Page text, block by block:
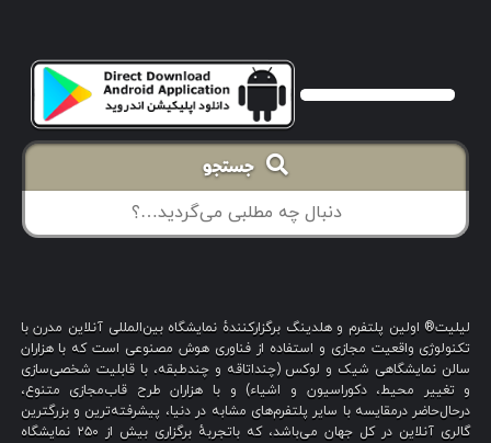
جستجو
لیلیت® اولین پلتفرم و هلدینگ برگزارکنندهٔ نمایشگاه بین‌المللی آنلاین مدرن با
تکنولوژی واقعیت مجازی و استفاده از فناوری هوش مصنوعی است که با هزاران
سالن نمایشگاهی شیک و لوکس (چنداتاقه و چندطبقه، با قابلیت شخصی‌سازی
و تغییر محیط، دکوراسیون و اشیاء) و با هزاران طرح قاب‌مجازی متنوع،
درحال‌حاضر درمقایسه با سایر پلتفرم‌های مشابه در دنیا، پیشرفته‌ترین و بزرگترین
گالری آنلاین در کل جهان می‌باشد، که باتجربهٔ برگزاری بیش از ۲۵۰ نمایشگاه